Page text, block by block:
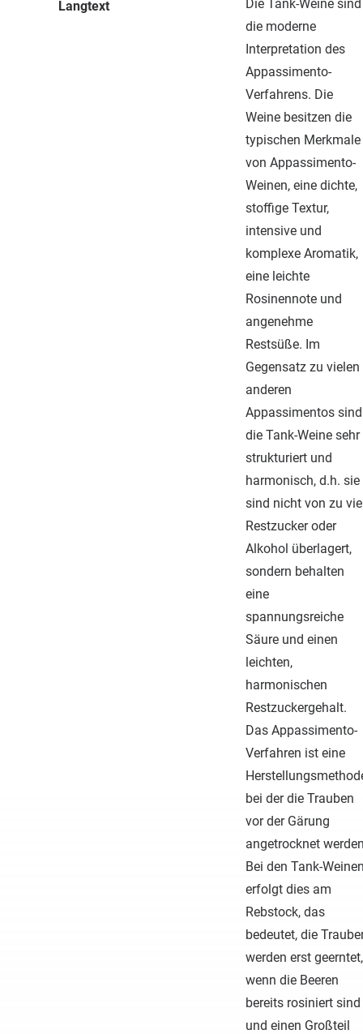
Langtext
Die Tank-Weine sind
die moderne
Interpretation des
Appassimento-
Verfahrens. Die
Weine besitzen die
typischen Merkmale
von Appassimento-
Weinen, eine dichte,
stoffige Textur,
intensive und
komplexe Aromatik,
eine leichte
Rosinennote und
angenehme
Restsüße. Im
Gegensatz zu vielen
anderen
Appassimentos sind
die Tank-Weine sehr
strukturiert und
harmonisch, d.h. sie
sind nicht von zu
Restzucker oder
Alkohol überlagert,
sondern behalten
eine
spannungsreiche
Säure und einen
leichten,
harmonischen
Restzuckergehalt.
Das Appassimento-
Verfahren ist eine
bei der die Trauben
vor der Gärung
angetrocknet
Bei den Tank-
erfolgt dies am
Rebstock, das
bedeutet, die
werden erst geerntet,
wenn die Beeren
bereits rosiniert sind
und einen Großteil